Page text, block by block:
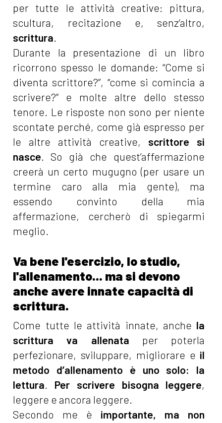
per tutte le attività creative: pittura,
scultura, recitazione e, senz’altro,
scrittura.
Durante la presentazione di un libro
ricorrono spesso le domande: “Come si
diventa scrittore?”, “come si comincia a
scrivere?” e molte altre dello stesso
tenore. Le risposte non sono per niente
scontate perché, come già espresso per
le altre attività creative, scrittore si
nasce. So già che quest’affermazione
creerà un certo mugugno (per usare un
termine caro alla mia gente), ma
essendo convinto della mia
affermazione, cercherò di spiegarmi
meglio.
Va bene l'esercizio, lo studio,
l'allenamento... ma si devono
anche avere innate capacità di
scrittura.
Come tutte le attività innate, anche la
scrittura va allenata per poterla
perfezionare, sviluppare, migliorare e il
metodo d’allenamento è uno solo: la
lettura. Per scrivere bisogna leggere,
leggere e ancora leggere.
Secondo me è importante, ma non